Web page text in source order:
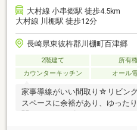
大村線 小串郷駅 徒歩4.5km
大村線 川棚駅 徒歩12分
長崎県東彼杵郡川棚町百津郷
2階建て 所有
カウンターキッチン
オール
家事導線がいい間取り☆リビン
スペースに余裕があり、ゆった